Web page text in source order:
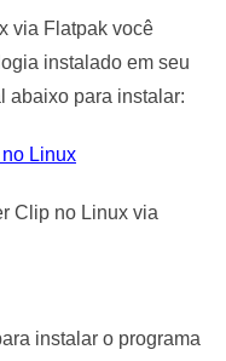
via Flatpak você
instalado em seu
abaixo para instalar:
Linux
Clip no Linux via
instalar o programa